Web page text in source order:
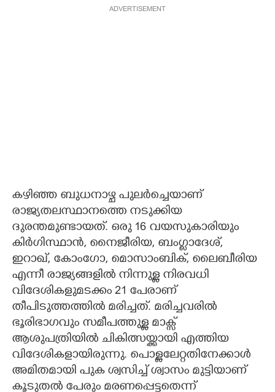
ADVERTISEMENT
കഴിഞ്ഞ ബുധനാഴ്ച പുലർച്ചെയാണ്
രാജ്യതലസ്ഥാനത്തെ നടുക്കിയ
ദുരന്തമുണ്ടായത്. ഒരു 16 വയസുകാരിയും
കിർഗിസ്ഥാൻ, നൈജീരിയ, ബംഗ്ലാദേശ്,
ഇറാഖ്, കോംഗോ, മൊസാംബിക്, ലൈബീരിയ
എന്നീ രാജ്യങ്ങളിൽ നിന്നുള്ള നിരവധി
വിദേശികളുമടക്കം 21 പേരാണ്
തീപിടുത്തത്തിൽ മരിച്ചത്. മരിച്ചവരിൽ
ഭൂരിഭാഗവും സമീപത്തുള്ള മാക്സ്
ആശുപത്രിയിൽ ചികിത്സയ്ക്കായി എത്തിയ
വിദേശികളായിരുന്നു. പൊള്ളലേറ്റതിനേക്കാൾ
അമിതമായി പുക ശ്വസിച്ച് ശ്വാസം മുട്ടിയാണ്
കൂടുതൽ പേരും മരണപ്പെട്ടതെന്ന്